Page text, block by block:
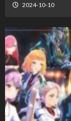
2024-10-10